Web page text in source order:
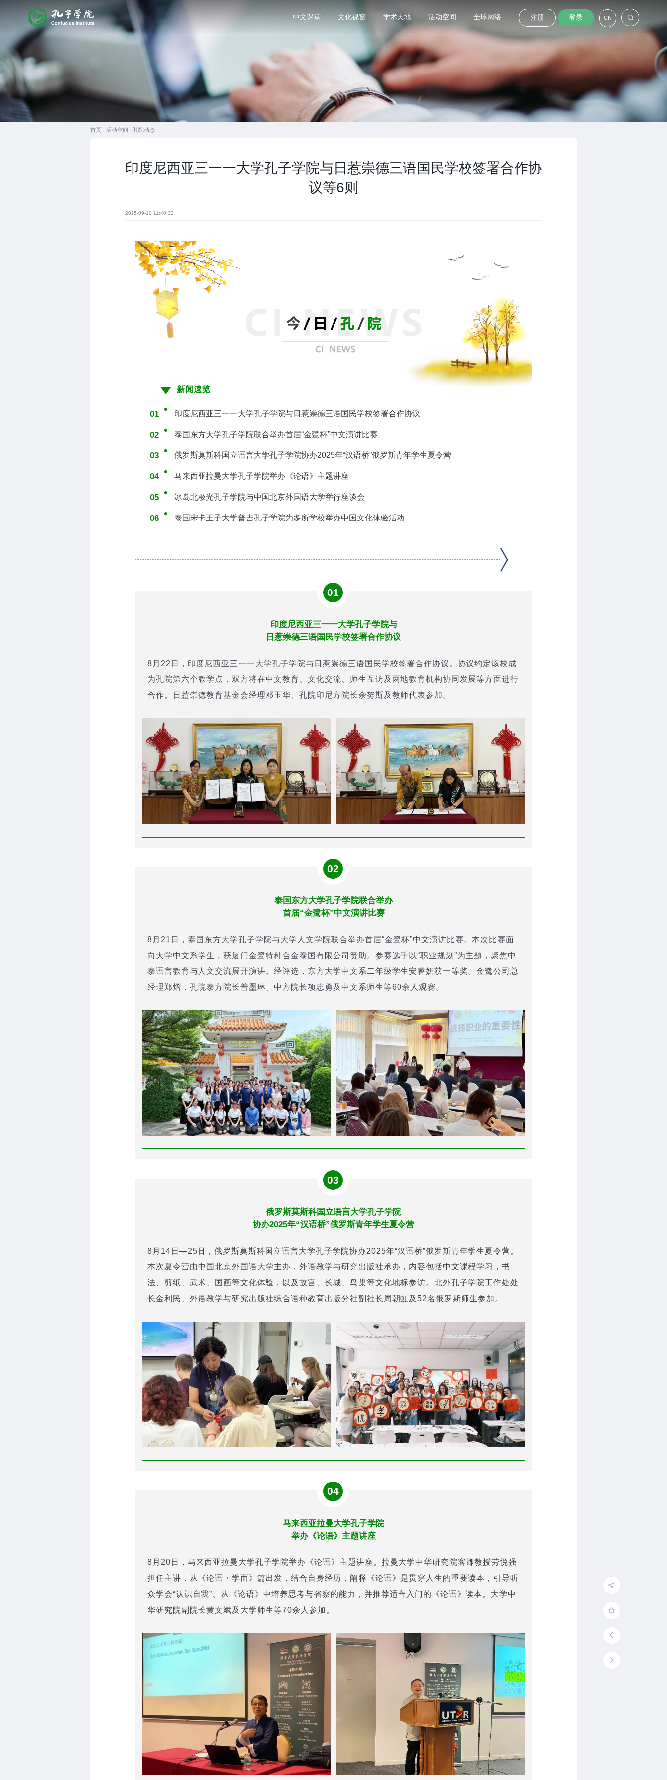
中文课堂 文化视窗 学术天地 活动空间 全球网络 注册 登录 CN
首页 · 活动空间 · 孔院动态
印度尼西亚三一一大学孔子学院与日惹崇德三语国民学校签署合作协
议等6则
2025-09-10 11:40:32
新闻速览
01 印度尼西亚三一一大学孔子学院与日惹崇德三语国民学校签署合作协议
02 泰国东方大学孔子学院联合举办首届“金鹭杯”中文演讲比赛
03 俄罗斯莫斯科国立语言大学孔子学院协办2025年“汉语桥”俄罗斯青年学生夏令营
04 马来西亚拉曼大学孔子学院举办《论语》主题讲座
05 冰岛北极光孔子学院与中国北京外国语大学举行座谈会
06 泰国宋卡王子大学普吉孔子学院为多所学校举办中国文化体验活动
01
印度尼西亚三一一大学孔子学院与
日惹崇德三语国民学校签署合作协议
8月22日，印度尼西亚三一一大学孔子学院与日惹崇德三语国民学校签署合作协议。协议约定该校成
为孔院第六个教学点，双方将在中文教育、文化交流、师生互访及两地教育机构协同发展等方面进行
合作。日惹崇德教育基金会经理邓玉华、孔院印尼方院长余努斯及教师代表参加。
02
泰国东方大学孔子学院联合举办
首届“金鹭杯”中文演讲比赛
8月21日，泰国东方大学孔子学院与大学人文学院联合举办首届“金鹭杯”中文演讲比赛。本次比赛面
向大学中文系学生，获厦门金鹭特种合金泰国有限公司赞助。参赛选手以“职业规划”为主题，聚焦中
泰语言教育与人文交流展开演讲。经评选，东方大学中文系二年级学生安睿妍获一等奖。金鹭公司总
经理郑熠，孔院泰方院长普墨琳、中方院长项志勇及中文系师生等60余人观赛。
03
俄罗斯莫斯科国立语言大学孔子学院
协办2025年“汉语桥”俄罗斯青年学生夏令营
8月14日—25日，俄罗斯莫斯科国立语言大学孔子学院协办2025年“汉语桥”俄罗斯青年学生夏令营。
本次夏令营由中国北京外国语大学主办，外语教学与研究出版社承办，内容包括中文课程学习，书
法、剪纸、武术、国画等文化体验，以及故宫、长城、鸟巢等文化地标参访。北外孔子学院工作处处
长金利民、外语教学与研究出版社综合语种教育出版分社副社长周朝虹及52名俄罗斯师生参加。
04
马来西亚拉曼大学孔子学院
举办《论语》主题讲座
8月20日，马来西亚拉曼大学孔子学院举办《论语》主题讲座。拉曼大学中华研究院客卿教授劳悦强
担任主讲，从《论语・学而》篇出发，结合自身经历，阐释《论语》是贯穿人生的重要读本，引导听
众学会“认识自我”、从《论语》中培养思考与省察的能力，并推荐适合入门的《论语》读本。大学中
华研究院副院长黄文斌及大学师生等70余人参加。